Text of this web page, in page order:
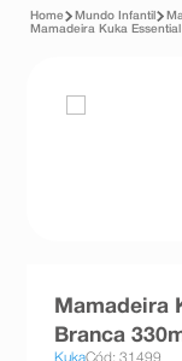
2º pampers confort
lenço umedecido
esmalte
Mundo Infantil
Mamadeira Kuka
Mamadeira
Branca
KukaCód: 31499